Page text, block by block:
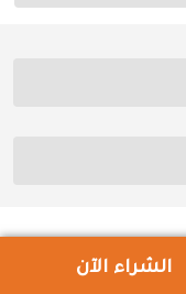
الشراء الآن